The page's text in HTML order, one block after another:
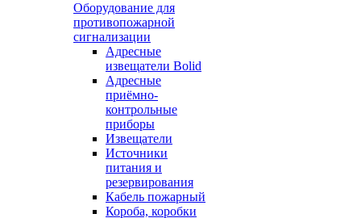
Оборудование для
противопожарной
сигнализации
Адресные
извещатели Bolid
Адресные
приёмно-
контрольные
приборы
Извещатели
Источники
питания и
резервирования
Кабель пожарный
Короба, коробки